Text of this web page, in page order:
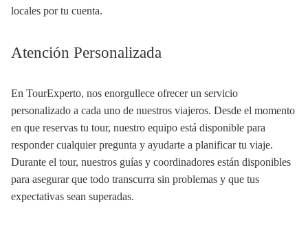
locales por tu cuenta.
Atención Personalizada
En TourExperto, nos enorgullece ofrecer un servicio
personalizado a cada uno de nuestros viajeros. Desde el momento
en que reservas tu tour, nuestro equipo está disponible para
responder cualquier pregunta y ayudarte a planificar tu viaje.
Durante el tour, nuestros guías y coordinadores están disponibles
para asegurar que todo transcurra sin problemas y que tus
expectativas sean superadas.